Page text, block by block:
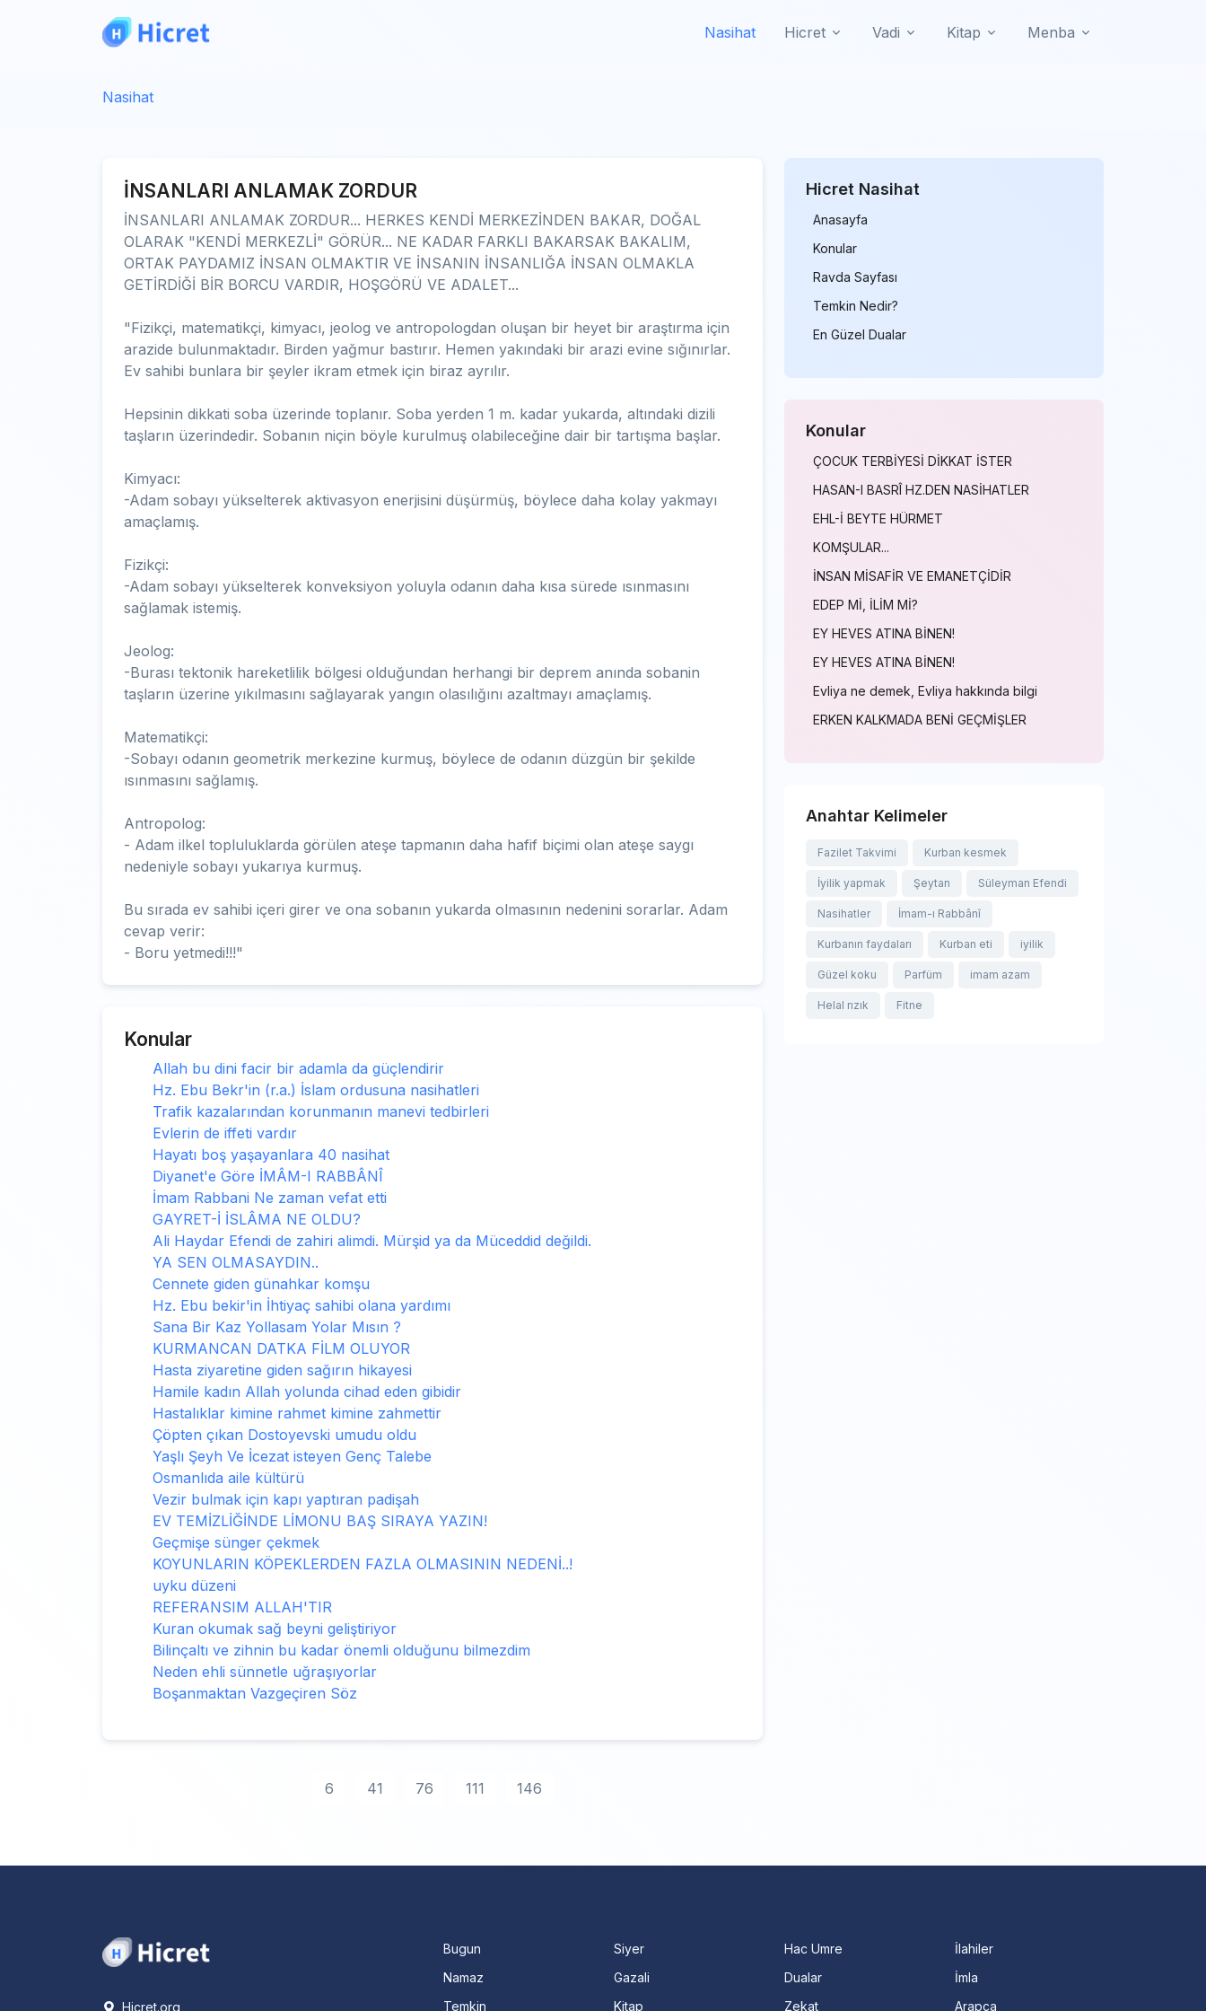
Nasihat Hicret Vadi Kitap Menba
Nasihat
İNSANLARI ANLAMAK ZORDUR
İNSANLARI ANLAMAK ZORDUR... HERKES KENDİ MERKEZİNDEN BAKAR, DOĞAL
OLARAK "KENDİ MERKEZLİ" GÖRÜR... NE KADAR FARKLI BAKARSAK BAKALIM,
ORTAK PAYDAMIZ İNSAN OLMAKTIR VE İNSANIN İNSANLIĞA İNSAN OLMAKLA
GETİRDİĞİ BİR BORCU VARDIR, HOŞGÖRÜ VE ADALET...
"Fizikçi, matematikçi, kimyacı, jeolog ve antropologdan oluşan bir heyet bir araştırma için
arazide bulunmaktadır. Birden yağmur bastırır. Hemen yakındaki bir arazi evine sığınırlar.
Ev sahibi bunlara bir şeyler ikram etmek için biraz ayrılır.
Hepsinin dikkati soba üzerinde toplanır. Soba yerden 1 m. kadar yukarda, altındaki dizili
taşların üzerindedir. Sobanın niçin böyle kurulmuş olabileceğine dair bir tartışma başlar.
Kimyacı:
-Adam sobayı yükselterek aktivasyon enerjisini düşürmüş, böylece daha kolay yakmayı
amaçlamış.
Fizikçi:
-Adam sobayı yükselterek konveksiyon yoluyla odanın daha kısa sürede ısınmasını
sağlamak istemiş.
Jeolog:
-Burası tektonik hareketlilik bölgesi olduğundan herhangi bir deprem anında sobanin
taşların üzerine yıkılmasını sağlayarak yangın olasılığını azaltmayı amaçlamış.
Matematikçi:
-Sobayı odanın geometrik merkezine kurmuş, böylece de odanın düzgün bir şekilde
ısınmasını sağlamış.
Antropolog:
- Adam ilkel topluluklarda görülen ateşe tapmanın daha hafif biçimi olan ateşe saygı
nedeniyle sobayı yukarıya kurmuş.
Bu sırada ev sahibi içeri girer ve ona sobanın yukarda olmasının nedenini sorarlar. Adam
cevap verir:
- Boru yetmedi!!!"
Konular
Allah bu dini facir bir adamla da güçlendirir
Hz. Ebu Bekr'in (r.a.) İslam ordusuna nasihatleri
Trafik kazalarından korunmanın manevi tedbirleri
Evlerin de iffeti vardır
Hayatı boş yaşayanlara 40 nasihat
Diyanet'e Göre İMÂM-I RABBÂNÎ
İmam Rabbani Ne zaman vefat etti
GAYRET-İ İSLÂMA NE OLDU?
Ali Haydar Efendi de zahiri alimdi. Mürşid ya da Müceddid değildi.
YA SEN OLMASAYDIN..
Cennete giden günahkar komşu
Hz. Ebu bekir'in İhtiyaç sahibi olana yardımı
Sana Bir Kaz Yollasam Yolar Mısın ?
KURMANCAN DATKA FİLM OLUYOR
Hasta ziyaretine giden sağırın hikayesi
Hamile kadın Allah yolunda cihad eden gibidir
Hastalıklar kimine rahmet kimine zahmettir
Çöpten çıkan Dostoyevski umudu oldu
Yaşlı Şeyh Ve İcezat isteyen Genç Talebe
Osmanlıda aile kültürü
Vezir bulmak için kapı yaptıran padişah
EV TEMİZLİĞİNDE LİMONU BAŞ SIRAYA YAZIN!
Geçmişe sünger çekmek
KOYUNLARIN KÖPEKLERDEN FAZLA OLMASININ NEDENİ..!
uyku düzeni
REFERANSIM ALLAH'TIR
Kuran okumak sağ beyni geliştiriyor
Bilinçaltı ve zihnin bu kadar önemli olduğunu bilmezdim
Neden ehli sünnetle uğraşıyorlar
Boşanmaktan Vazgeçiren Söz
6 41 76 111 146
Hicret Nasihat
Anasayfa
Konular
Ravda Sayfası
Temkin Nedir?
En Güzel Dualar
Konular
ÇOCUK TERBİYESİ DİKKAT İSTER
HASAN-I BASRÎ HZ.DEN NASİHATLER
EHL-İ BEYTE HÜRMET
KOMŞULAR...
İNSAN MİSAFİR VE EMANETÇİDİR
EDEP Mİ, İLİM Mİ?
EY HEVES ATINA BİNEN!
EY HEVES ATINA BİNEN!
Evliya ne demek, Evliya hakkında bilgi
ERKEN KALKMADA BENİ GEÇMİŞLER
Anahtar Kelimeler
Fazilet Takvimi Kurban kesmek
İyilik yapmak Şeytan Süleyman Efendi
Nasihatler İmam-ı Rabbânî
Kurbanın faydaları Kurban eti iyilik
Güzel koku Parfüm imam azam
Helal rızık Fitne
Hicret.org
Bugun
Namaz
Temkin
Siyer
Gazali
Kitap
Hac Umre
Dualar
Zekat
İlahiler
İmla
Arapça